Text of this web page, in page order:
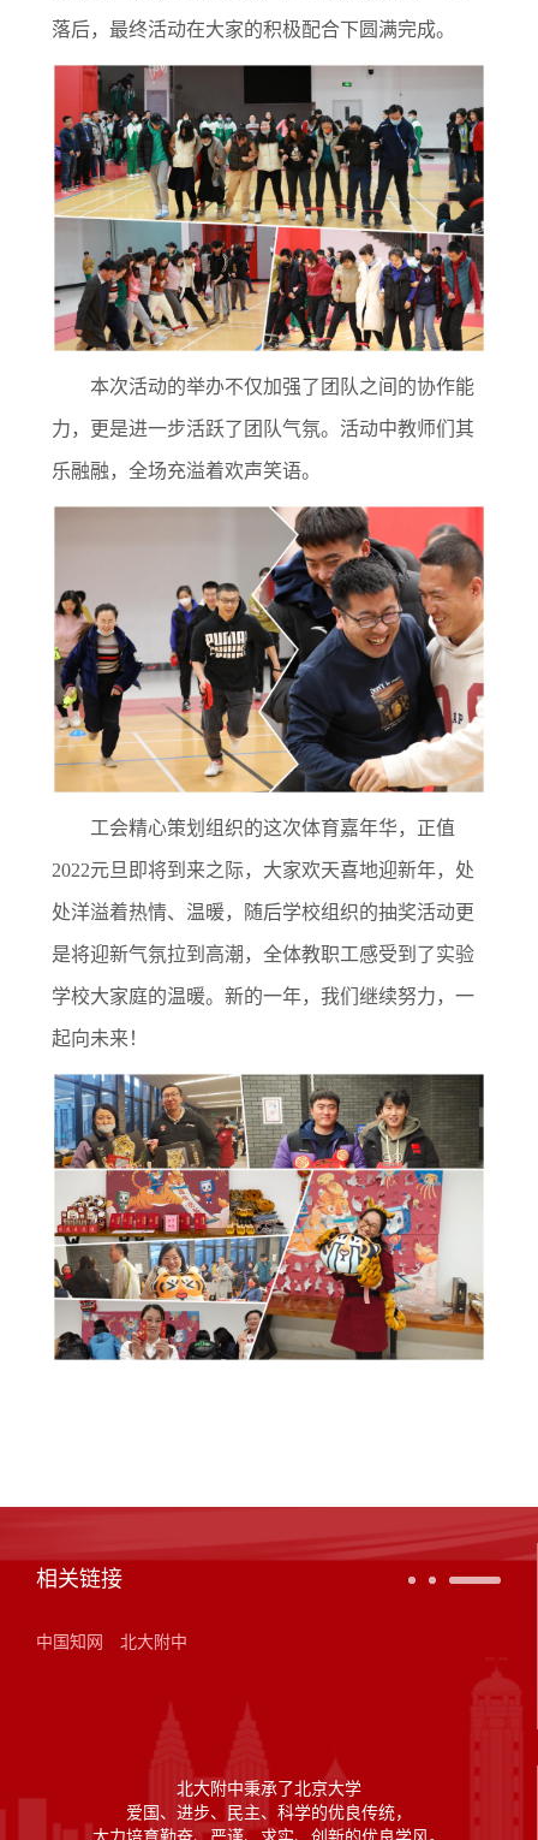
落后，最终活动在大家的积极配合下圆满完成。
本次活动的举办不仅加强了团队之间的协作能
力，更是进一步活跃了团队气氛。活动中教师们其
乐融融，全场充溢着欢声笑语。
工会精心策划组织的这次体育嘉年华，正值
2022元旦即将到来之际，大家欢天喜地迎新年，处
处洋溢着热情、温暖，随后学校组织的抽奖活动更
是将迎新气氛拉到高潮，全体教职工感受到了实验
学校大家庭的温暖。新的一年，我们继续努力，一
起向未来！
相关链接
中国知网 北大附中
北大附中秉承了北京大学
爱国、进步、民主、科学的优良传统，